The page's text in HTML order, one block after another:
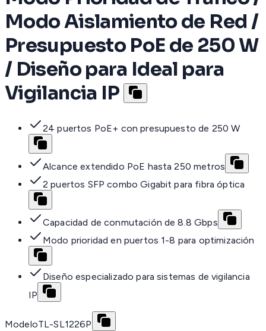
Modo Aislamiento de Red /
Presupuesto PoE de 250 W
/ Diseño para Ideal para
Vigilancia IP
24 puertos PoE+ con presupuesto de 250 W
Alcance extendido PoE hasta 250 metros
2 puertos SFP combo Gigabit para fibra óptica
Capacidad de conmutación de 8.8 Gbps
Modo prioridad en puertos 1-8 para optimización
Diseño especializado para sistemas de vigilancia
IP
ModeloTL-SL1226P